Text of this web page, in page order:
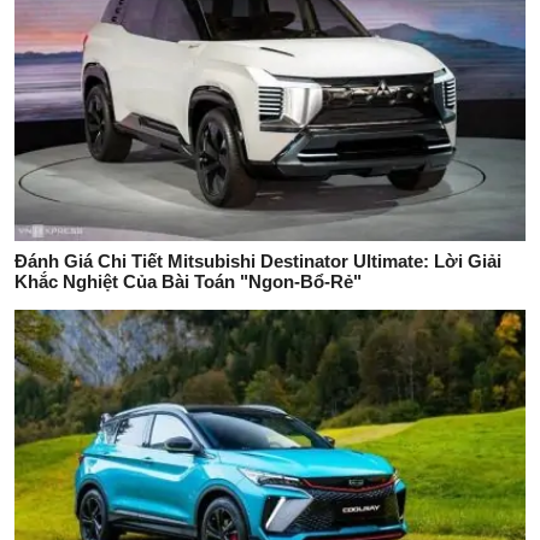
Đánh Giá Chi Tiết Mitsubishi Destinator Ultimate: Lời Giải
Khắc Nghiệt Của Bài Toán "Ngon-Bổ-Rẻ"